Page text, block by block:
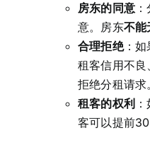
房东的同意
意。房东不能
合理拒绝：如
租客信用不
拒绝分租请求
租客的权利
客可以提前30